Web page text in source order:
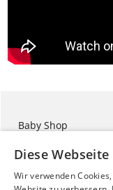
Baby Shop
Diese
Wir verwenden